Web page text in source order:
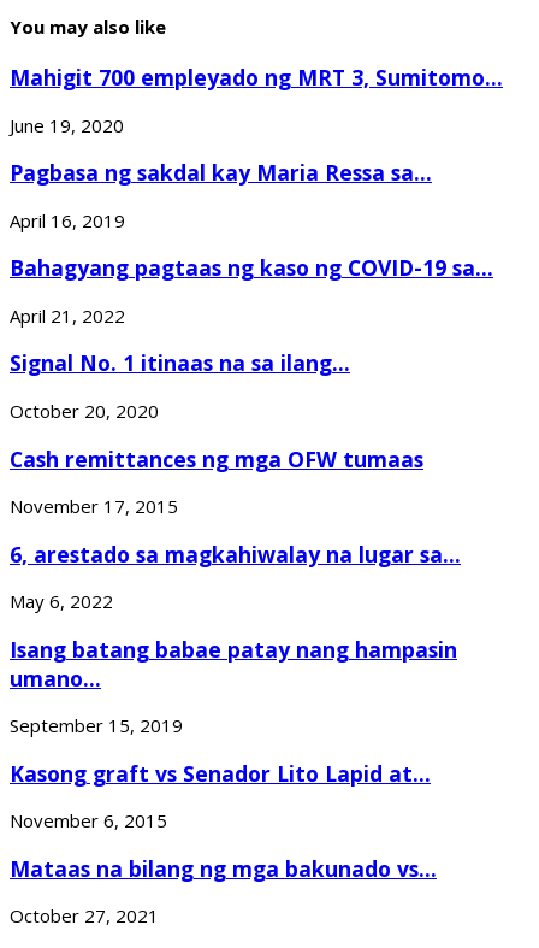
You may also like
Mahigit 700 empleyado ng MRT 3, Sumitomo...
June 19, 2020
Pagbasa ng sakdal kay Maria Ressa sa...
April 16, 2019
Bahagyang pagtaas ng kaso ng COVID-19 sa...
April 21, 2022
Signal No. 1 itinaas na sa ilang...
October 20, 2020
Cash remittances ng mga OFW tumaas
November 17, 2015
6, arestado sa magkahiwalay na lugar sa...
May 6, 2022
Isang batang babae patay nang hampasin
umano...
September 15, 2019
Kasong graft vs Senador Lito Lapid at...
November 6, 2015
Mataas na bilang ng mga bakunado vs...
October 27, 2021